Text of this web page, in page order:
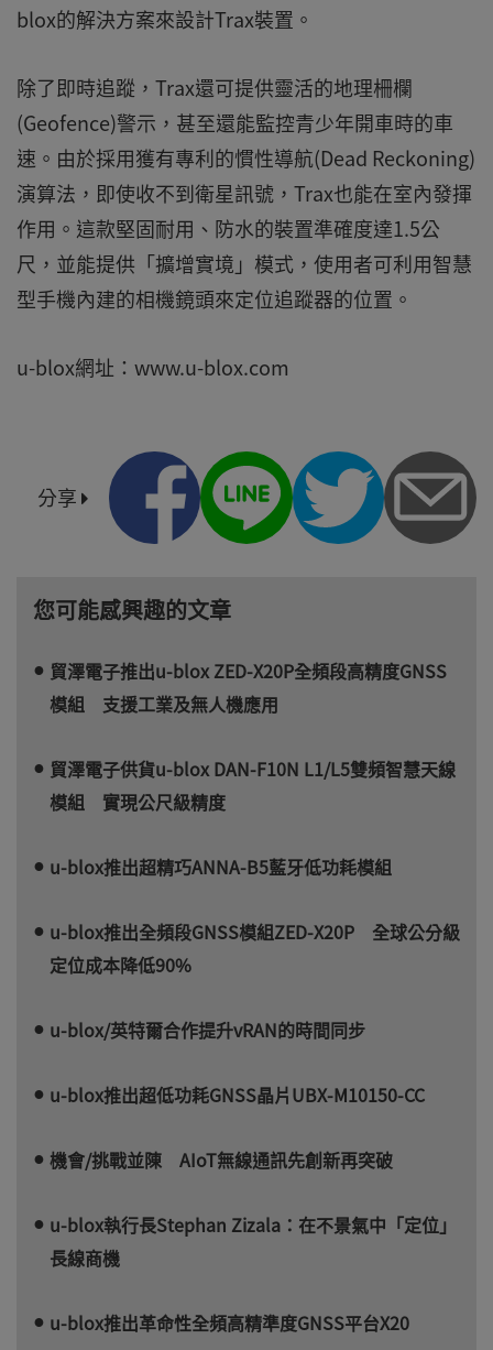
blox的解決方案來設計Trax裝置。
除了即時追蹤，Trax還可提供靈活的地理柵欄
(Geofence)警示，甚至還能監控青少年開車時的車
速。由於採用獲有專利的慣性導航(Dead Reckoning)
演算法，即使收不到衛星訊號，Trax也能在室內發揮
作用。這款堅固耐用、防水的裝置準確度達1.5公
尺，並能提供「擴增實境」模式，使用者可利用智慧
型手機內建的相機鏡頭來定位追蹤器的位置。
u-blox網址：www.u-blox.com
分享
您可能感興趣的文章
貿澤電子推出u-blox ZED-X20P全頻段高精度GNSS
模組 支援工業及無人機應用
貿澤電子供貨u-blox DAN-F10N L1/L5雙頻智慧天線
模組 實現公尺級精度
u-blox推出超精巧ANNA-B5藍牙低功耗模組
u-blox推出全頻段GNSS模組ZED-X20P 全球公分級
定位成本降低90%
u-blox/英特爾合作提升vRAN的時間同步
u-blox推出超低功耗GNSS晶片UBX-M10150-CC
機會/挑戰並陳 AIoT無線通訊先創新再突破
u-blox執行長Stephan Zizala：在不景氣中「定位」
長線商機
u-blox推出革命性全頻高精準度GNSS平台X20